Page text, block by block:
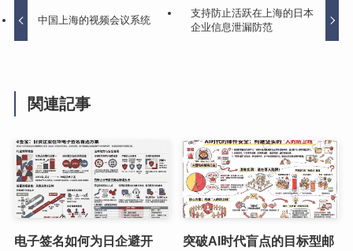
中国上海的视频会议系统
支持防止活跃在上海的日本
企业信息泄漏防范
関連記事
电子签名如何为日企避开
突破AI时代盲点的目标型邮